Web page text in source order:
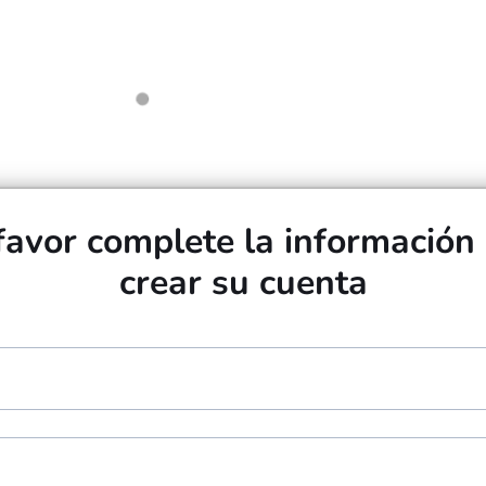
complete la información
crear su cuenta